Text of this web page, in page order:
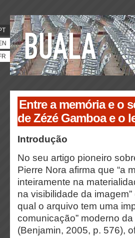
Entre a memória e o
de Zézé Gamboa e o
Introdução
No seu artigo pioneiro
Pierre Nora afirma que “a
inteiramente na
na visibilidade da
qual o arquivo tem uma
comunicação” moderno
(Benjamin, 2005, p. 576),